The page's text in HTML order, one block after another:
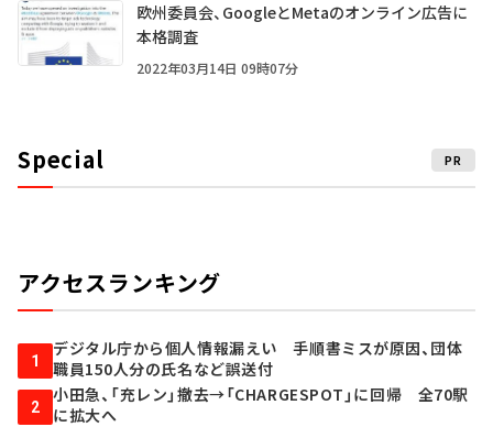
欧州委員会、GoogleとMetaのオンライン広告に
本格調査
2022年03月14日 09時07分
Special PR
アクセスランキング
1
デジタル庁から個人情報漏えい 手順書ミスが原因、団体
職員150人分の氏名など誤送付
2
小田急、「充レン」撤去→「CHARGESPOT」に回帰 全70駅
に拡大へ